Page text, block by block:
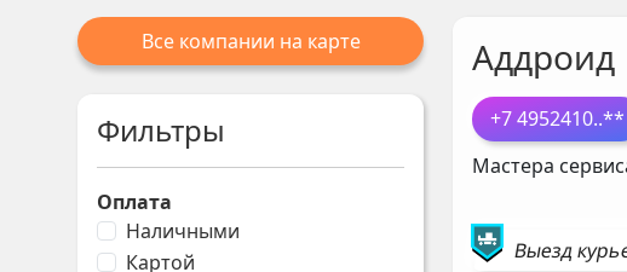
Все компании на карте
Фильтры
Оплата
Наличными
Картой
Аддроид
+7 4952410..**
Мастера
Выезд